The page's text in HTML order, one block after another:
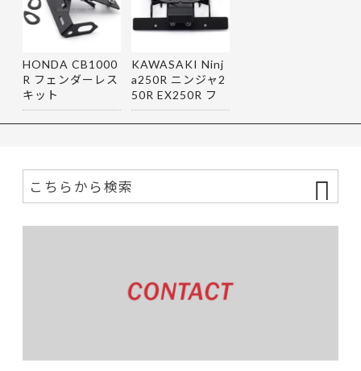
HONDA CB1000
R フェンダーレス
キット
KAWASAKI Ninj
a250R ニンジャ2
50R EX250R フ
ェンダーレス…